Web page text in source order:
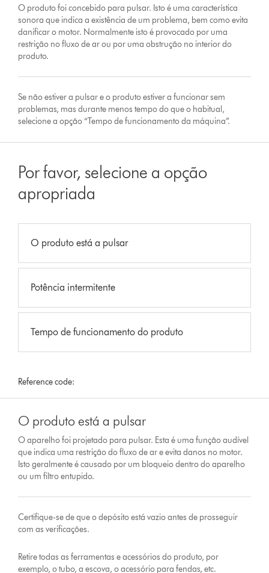
O produto foi concebido para pulsar. Isto é uma característica
sonora que indica a existência de um problema, bem como evita
danificar o motor. Normalmente isto é provocado por uma
restrição no fluxo de ar ou por uma obstrução no interior do
produto.
Se não estiver a pulsar e o produto estiver a funcionar sem
problemas, mas durante menos tempo do que o habitual,
selecione a opção “Tempo de funcionamento da máquina”.
Por favor, selecione a opção
apropriada
O produto está a pulsar
Potência intermitente
Tempo de funcionamento do produto
Reference code:
O produto está a pulsar
O aparelho foi projetado para pulsar. Esta é uma função audível
que indica uma restrição do fluxo de ar e evita danos no motor.
Isto geralmente é causado por um bloqueio dentro do aparelho
ou um filtro entupido.
Certifique-se de que o depósito está vazio antes de prosseguir
com as verificações.
Retire todas as ferramentas e acessórios do produto, por
exemplo, o tubo, a escova, o acessório para fendas, etc.